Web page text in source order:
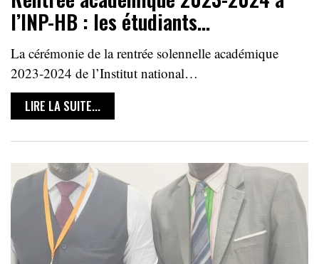
l’INP-HB : les étudiants…
La cérémonie de la rentrée solennelle académique
2023-2024 de l’Institut national…
LIRE LA SUITE...